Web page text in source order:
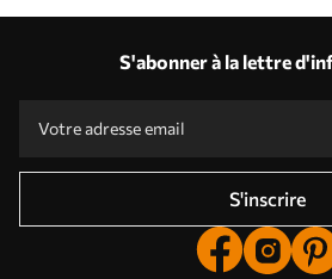
S'abonner à la lettre
S'inscrire